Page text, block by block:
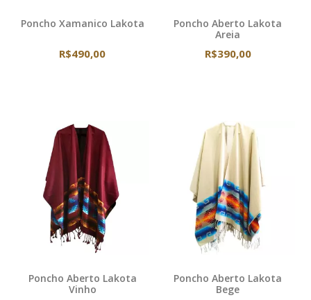
Poncho Xamanico Lakota
R$490,00
Poncho Aberto Lakota
Areia
R$390,00
Poncho Aberto Lakota
Vinho
Poncho Aberto Lakota
Bege